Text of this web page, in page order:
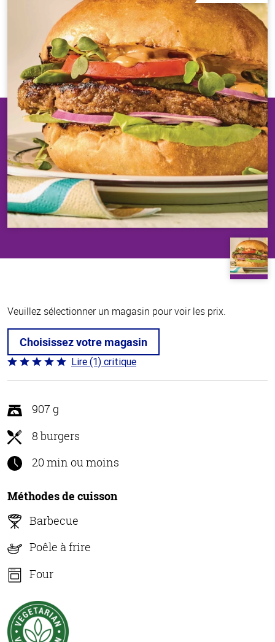
Veuillez sélectionner un magasin pour voir les prix.
Choisissez votre magasin
Coté
5 sur
Lire (1) critique
907 g
8 burgers
20 min ou moins
Méthodes de cuisson
Barbecue
Poêle à frire
Four